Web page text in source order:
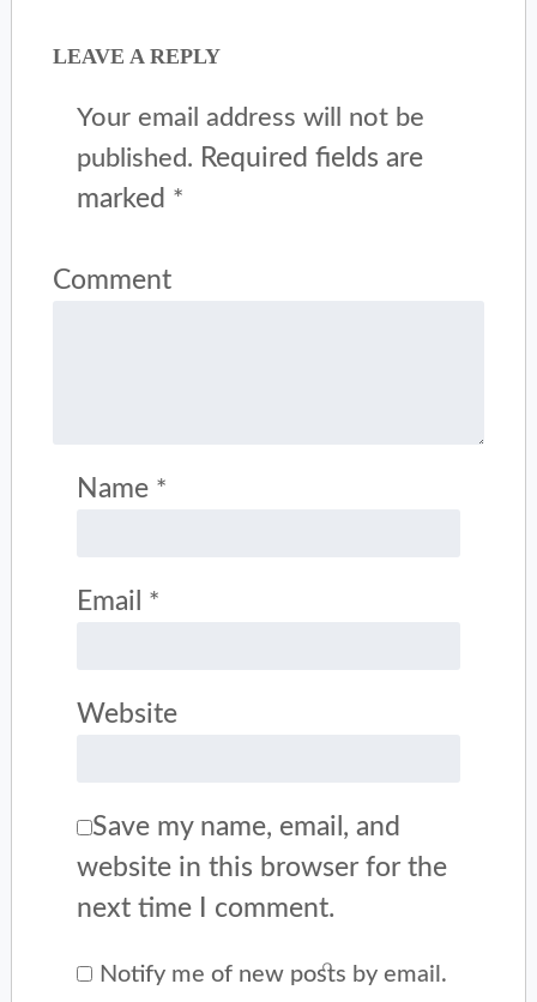
LEAVE A REPLY
Your email address will not be
published. Required fields are
marked *
Comment
Name *
Email *
Website
Save my name, email, and
website in this browser for the
next time I comment.
Notify me of new posts by email.